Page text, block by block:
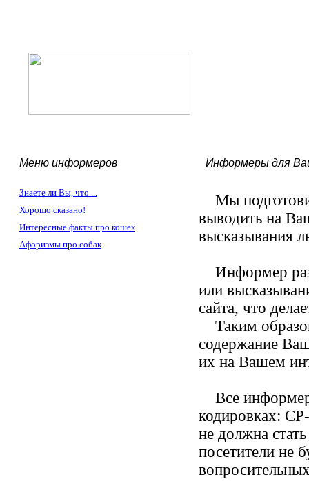
Меню информеров
Знаете ли Вы, что ...
Хорошо сказано!
Интересные факты про кошек
Афоризмы про собак
Информеры для
Мы
выводить на
высказывания
Информер
или
сайта, что
Таким
содержание
их на Вашем
Все
кодировках:
не должна
посетители не